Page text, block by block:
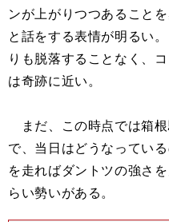
ンが上がりつつあること
と話をする表情が明るい
りも脱落することなく、
は奇跡に近い。
まだ、この時点では箱
で、当日はどうなってい
を走ればダントツの強さ
らい勢いがある。